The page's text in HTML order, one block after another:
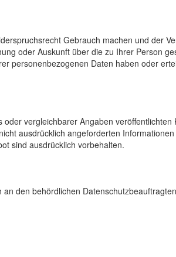
Gebrauch machen und der
oder Auskunft über die zu Ihrer Person
personenbezogenen Daten haben oder
vergleichbarer Angaben
ausdrücklich angeforderten
sind ausdrücklich vorbehalten.
den behördlichen